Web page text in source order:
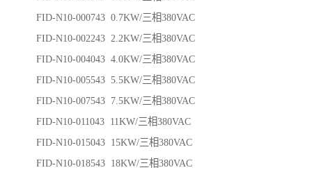
FID-N10-000743 0.7KW/三相380VAC
FID-N10-002243 2.2KW/三相380VAC
FID-N10-004043 4.0KW/三相380VAC
FID-N10-005543 5.5KW/三相380VAC
FID-N10-007543 7.5KW/三相380VAC
FID-N10-011043 11KW/三相380VAC
FID-N10-015043 15KW/三相380VAC
FID-N10-018543 18KW/三相380VAC